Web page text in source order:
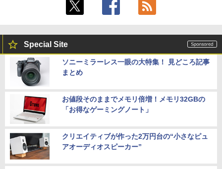
Special Site
ソニーミラーレス一眼の大特集！ 見どころ記事
まとめ
お値段そのままでメモリ倍増！メモリ32GBの
「お得なゲーミングノート」
クリエイティブが作った2万円台の“小さなピュ
アオーディオスピーカー”